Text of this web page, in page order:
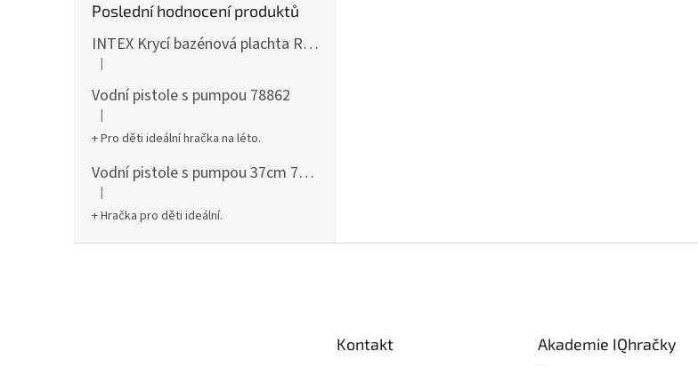
Poslední hodnocení produktů
INTEX Krycí bazénová plachta Round 305cm 28030
Hodnocení produktu je 5 z 5 hvězdiček.
|
Vodní pistole s pumpou 78862
Hodnocení produktu je 5 z 5 hvězdiček.
|
+ Pro děti ideální hračka na léto.
Vodní pistole s pumpou 37cm 78961
Hodnocení produktu je 5 z 5 hvězdiček.
|
+ Hračka pro děti ideální.
Kontakt Akademie IQhračky